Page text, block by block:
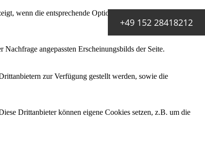
wenn die entsprechende Option aktiviert ist. Die
angepassten Erscheinungsbilds der Seite.
zur Verfügung gestellt werden, sowie die
Drittanbieter können eigene Cookies setzen, z.B. um die
+49 152 28418212